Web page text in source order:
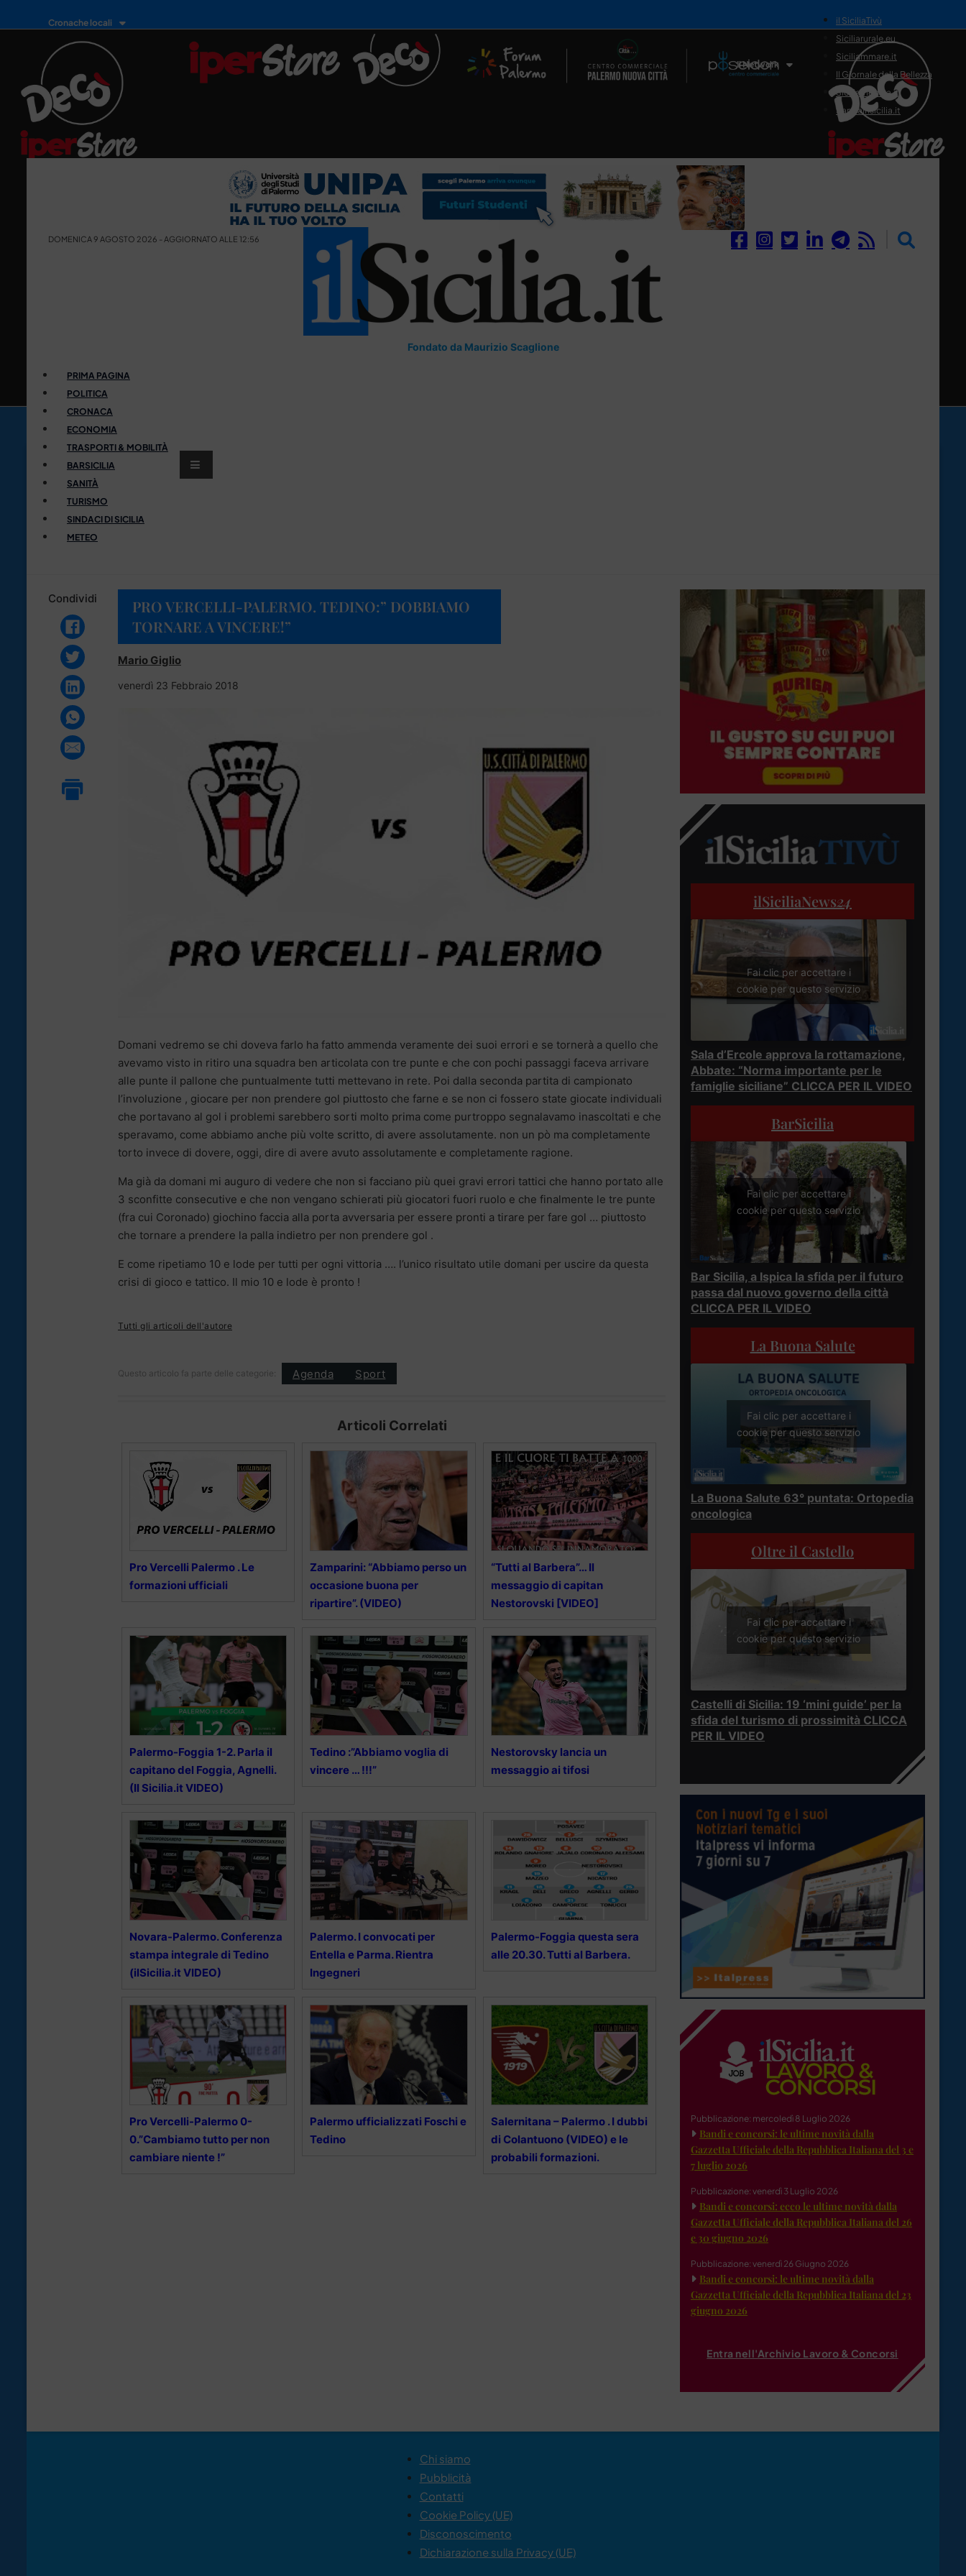
Cronache locali
Il Network
il SiciliaTivù
Siciliarurale.eu
Siciliammare.it
Il Giornale della Bellezza
Siciliamedica.it
Sanitainsicilia.it
DOMENICA 9 AGOSTO 2026 - AGGIORNATO ALLE 12:56
Fondato da Maurizio Scaglione
PRIMA PAGINA
POLITICA
CRONACA
ECONOMIA
TRASPORTI & MOBILITÀ
BARSICILIA
SANITÀ
TURISMO
SINDACI DI SICILIA
METEO
Condividi
PRO VERCELLI-PALERMO. TEDINO:” DOBBIAMO
TORNARE A VINCERE!”
Mario Giglio
venerdì 23 Febbraio 2018
Domani vedremo se chi doveva farlo ha fatto ammenda veramente dei suoi errori e se tornerà a quello che
avevamo visto in ritiro una squadra ben articolata con tre punte e che con pochi passaggi faceva arrivare
alle punte il pallone che puntualmente tutti mettevano in rete. Poi dalla seconda partita di campionato
l’involuzione , giocare per non prendere gol piuttosto che farne e se non ci fossero state giocate individuali
che portavano al gol i problemi sarebbero sorti molto prima come purtroppo segnalavamo inascoltati e che
speravamo, come abbiamo anche più volte scritto, di avere assolutamente. non un pò ma completamente
torto invece di dovere, oggi, dire di avere avuto assolutamente e completamente ragione.
Ma già da domani mi auguro di vedere che non si facciano più quei gravi errori tattici che hanno portato alle
3 sconfitte consecutive e che non vengano schierati più giocatori fuori ruolo e che finalmente le tre punte
(fra cui Coronado) giochino faccia alla porta avversaria per essere pronti a tirare per fare gol … piuttosto
che tornare a prendere la palla indietro per non prendere gol .
E come ripetiamo 10 e lode per tutti per ogni vittoria …. l’unico risultato utile domani per uscire da questa
crisi di gioco e tattico. Il mio 10 e lode è pronto !
Tutti gli articoli dell'autore
Questo articolo fa parte delle categorie: Agenda Sport
Articoli Correlati
Pro Vercelli Palermo . Le
formazioni ufficiali
Zamparini: “Abbiamo perso un
occasione buona per
ripartire”. (VIDEO)
“Tutti al Barbera”… Il
messaggio di capitan
Nestorovski [VIDEO]
Palermo-Foggia 1-2. Parla il
capitano del Foggia, Agnelli.
(Il Sicilia.it VIDEO)
Tedino :”Abbiamo voglia di
vincere … !!!”
Nestorovsky lancia un
messaggio ai tifosi
Novara-Palermo. Conferenza
stampa integrale di Tedino
(ilSicilia.it VIDEO)
Palermo. I convocati per
Entella e Parma. Rientra
Ingegneri
Palermo-Foggia questa sera
alle 20.30. Tutti al Barbera.
Pro Vercelli-Palermo 0-
0.”Cambiamo tutto per non
cambiare niente !”
Palermo ufficializzati Foschi e
Tedino
Salernitana – Palermo . I dubbi
di Colantuono (VIDEO) e le
probabili formazioni.
ilSiciliaNews24
Fai clic per accettare i
cookie per questo servizio
Sala d’Ercole approva la rottamazione,
Abbate: “Norma importante per le
famiglie siciliane” CLICCA PER IL VIDEO
BarSicilia
Fai clic per accettare i
cookie per questo servizio
Bar Sicilia, a Ispica la sfida per il futuro
passa dal nuovo governo della città
CLICCA PER IL VIDEO
La Buona Salute
Fai clic per accettare i
cookie per questo servizio
La Buona Salute 63° puntata: Ortopedia
oncologica
Oltre il Castello
Fai clic per accettare i
cookie per questo servizio
Castelli di Sicilia: 19 ‘mini guide’ per la
sfida del turismo di prossimità CLICCA
PER IL VIDEO
Pubblicazione: mercoledì 8 Luglio 2026
Bandi e concorsi: le ultime novità dalla
Gazzetta Ufficiale della Repubblica Italiana del 3 e
7 luglio 2026
Pubblicazione: venerdì 3 Luglio 2026
Bandi e concorsi: ecco le ultime novità dalla
Gazzetta Ufficiale della Repubblica Italiana del 26
e 30 giugno 2026
Pubblicazione: venerdì 26 Giugno 2026
Bandi e concorsi: le ultime novità dalla
Gazzetta Ufficiale della Repubblica Italiana del 23
giugno 2026
Entra nell'Archivio Lavoro & Concorsi
Chi siamo
Pubblicità
Contatti
Cookie Policy (UE)
Disconoscimento
Dichiarazione sulla Privacy (UE)